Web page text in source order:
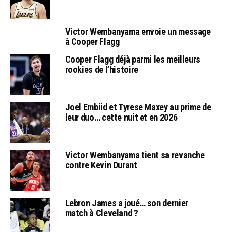
Victor Wembanyama envoie un message
à Cooper Flagg
Cooper Flagg déjà parmi les meilleurs
rookies de l’histoire
Joel Embiid et Tyrese Maxey au prime de
leur duo… cette nuit et en 2026
Victor Wembanyama tient sa revanche
contre Kevin Durant
Lebron James a joué… son dernier
match à Cleveland ?